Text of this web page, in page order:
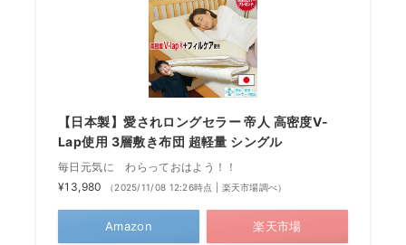
【日本製】愛されロングセラー 帝人 高密度V-
Lap使用 3層敷き布団 超軽量 シングル
毎日元気に わらっておはよう！！
¥13,980
（2025/11/08 12:26時点 | 楽天市場調べ）
Amazon 楽天市場